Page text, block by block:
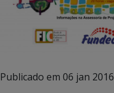
Publicado em 06 jan 2016